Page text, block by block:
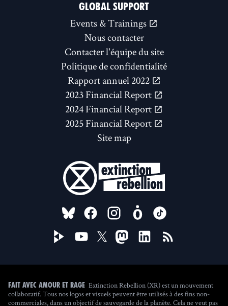
GLOBAL SUPPORT
Events & Trainings
Nous contacter
Contacter l'équipe du site
Politique de confidentialité
Rapport annuel 2022
2023 Financial Report
2024 Financial Report
2025 Financial Report
Site map
FOLLOW US ON
Fait avec amour et rage Extinction Rebellion (XR) est un mouvement
collaboratif. Tous nos logos et visuels peuvent être utilisés à des fins non-
commerciales, dans un objectif de sauvegarde de la planète. Cela ne veut pas